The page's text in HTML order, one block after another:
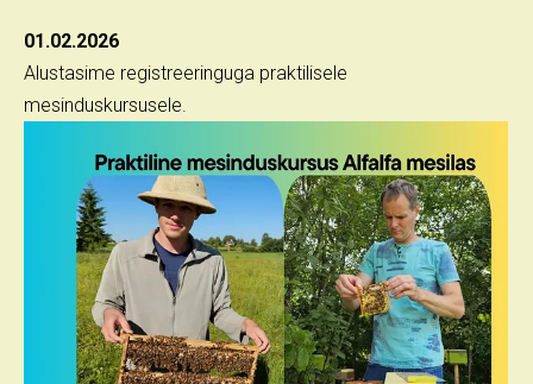
01.02.2026
Alustasime registreeringuga praktilisele
mesinduskursusele.